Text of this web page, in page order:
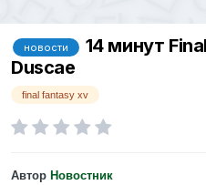
новости
14 минут
Duscae
final fantasy xv
Автор Новостник